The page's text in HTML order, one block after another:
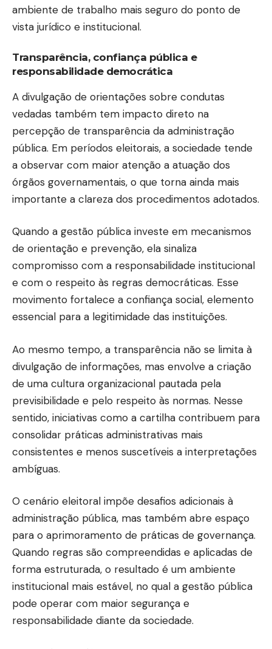
ambiente de trabalho mais seguro do ponto de
vista jurídico e institucional.
Transparência, confiança pública e
responsabilidade democrática
A divulgação de orientações sobre condutas
vedadas também tem impacto direto na
percepção de transparência da administração
pública. Em períodos eleitorais, a sociedade tende
a observar com maior atenção a atuação dos
órgãos governamentais, o que torna ainda mais
importante a clareza dos procedimentos adotados.
Quando a gestão pública investe em mecanismos
de orientação e prevenção, ela sinaliza
compromisso com a responsabilidade institucional
e com o respeito às regras democráticas. Esse
movimento fortalece a confiança social, elemento
essencial para a legitimidade das instituições.
Ao mesmo tempo, a transparência não se limita à
divulgação de informações, mas envolve a criação
de uma cultura organizacional pautada pela
previsibilidade e pelo respeito às normas. Nesse
sentido, iniciativas como a cartilha contribuem para
consolidar práticas administrativas mais
consistentes e menos suscetíveis a interpretações
ambíguas.
O cenário eleitoral impõe desafios adicionais à
administração pública, mas também abre espaço
para o aprimoramento de práticas de governança.
Quando regras são compreendidas e aplicadas de
forma estruturada, o resultado é um ambiente
institucional mais estável, no qual a gestão pública
pode operar com maior segurança e
responsabilidade diante da sociedade.